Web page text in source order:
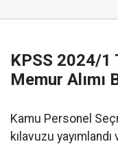
KPSS 2024/1
Memur Alımı
Kamu Personel
kılavuzu